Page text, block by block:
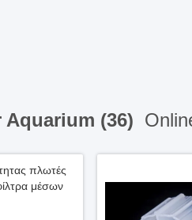
(36)
πλωτές
μέσων